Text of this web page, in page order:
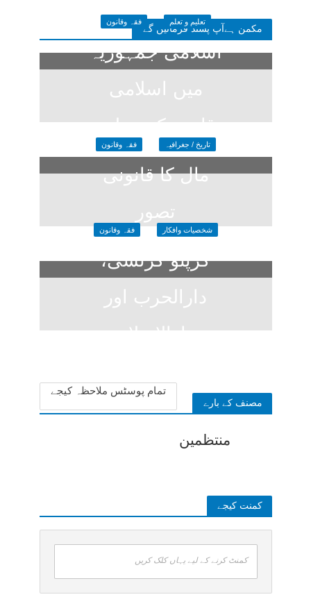
مکمن ہےآپ پسند فرمائیں گے
تعلیم و تعلم فقہ وقانون
اسلامی جمہوریہ
میں اسلامی
قانون کی تعلیم
4 days ago
تاریخ / جغرافیہ فقہ وقانون
مال کا قانونی
تصور
3 weeks ago
شخصیات وافکار فقہ وقانون
کرپٹو کرنسی،
دارالحرب اور
دارالاسلام
مصنف کے بارے
تمام پوسٹس ملاحظہ کیجے
منتظمین
کمنت کیجے
کمنٹ کرنے کے لیے یہاں کلک کریں